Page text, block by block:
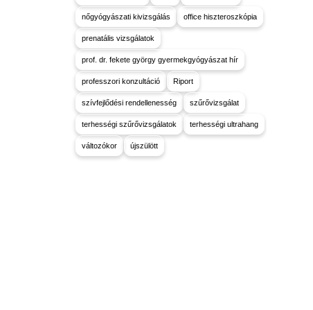
nőgyógyászati kivizsgálás office hiszteroszkópia
prenatális vizsgálatok
prof. dr. fekete györgy gyermekgyógyászat hír
professzori konzultáció Riport
szívfejlődési rendellenesség szűrővizsgálat
terhességi szűrővizsgálatok terhességi ultrahang
változókor újszülött